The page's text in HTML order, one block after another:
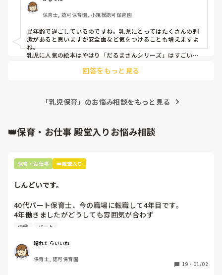
保育士, 認可保育園, 小規模認可保育園
異年齢で過ごしているのですね。乳児にとってはたくさんの刺
激があると思いますが安全面など気をつけることも増えますよ
ね。
乳児に人気の絵本はやはり「だるまさんシリーズ」はすごいで
0歳児クラスでも読み聞かせでかなり集中してみてくれます
小さいうちから絵本の読み聞かせはたっぷりできるといいなぁ
回答をもっと見る
「乳児保育」のお悩み相談をもっと見る
👑保育・お仕事 殿堂入りお悩み相談
保育・お仕事 👑殿堂入り
しんどいです。
40代パート保育士、今の職場に転職して4年目です。
4年働きましたがどうしても雰囲気が合わず
退職しようと思っています。
周りの職員は、勤続10年以上から何十年という先生がほとん
どです。
保護者子どもの愚痴悪口が多く、
退職 パート
晴れたらいいね
保育士, 認可保育園
19 ・ 01/02